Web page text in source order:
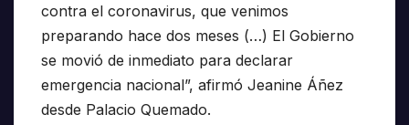
contra el coronavirus, que venimos
preparando hace dos meses (…) El Gobierno
se movió de inmediato para declarar
emergencia nacional”, afirmó Jeanine Áñez
desde Palacio Quemado.